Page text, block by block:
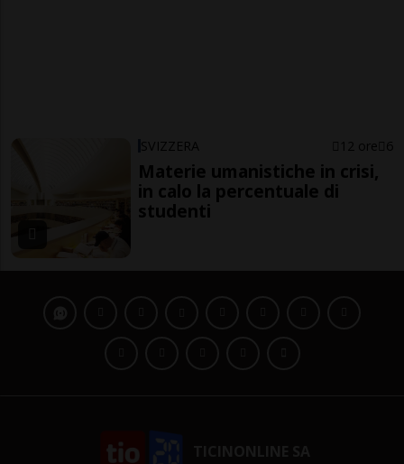
SVIZZERA 12 ore 6
Materie umanistiche in crisi,
in calo la percentuale di
studenti